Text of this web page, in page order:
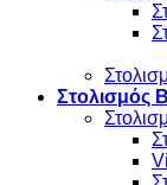
Στολισμός